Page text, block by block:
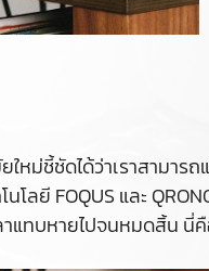
หม่ชี้ชัดได้ว่าเราสามารถ
ยี FOQUS และ
แทบหายไปจนหมดสิ้น นี่คื